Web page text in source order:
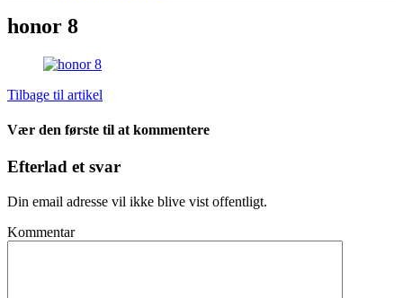
honor 8
Tilbage til artikel
Vær den første til at kommentere
Efterlad et svar
Din email adresse vil ikke blive vist offentligt.
Kommentar